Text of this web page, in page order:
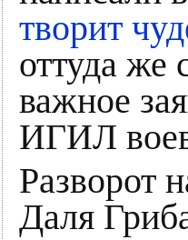
творит
оттуда же
важное
ИГИЛ
Разворот
Даля